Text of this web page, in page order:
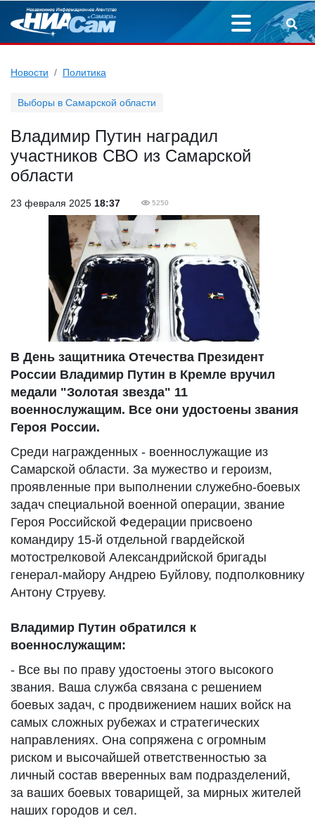
Новости Политика
Выборы в Самарской области
Владимир Путин наградил
участников СВО из Самарской
области
23 февраля 2025 18:37 5250
В День защитника Отечества Президент
России Владимир Путин в Кремле вручил
медали "Золотая звезда" 11
военнослужащим. Все они удостоены звания
Героя России.
Среди награжденных - военнослужащие из
Самарской области. За мужество и героизм,
проявленные при выполнении служебно-боевых
задач специальной военной операции, звание
Героя Российской Федерации присвоено
командиру 15-й отдельной гвардейской
мотострелковой Александрийской бригады
генерал-майору Андрею Буйлову, подполковнику
Антону Струеву.
Владимир Путин обратился к
военнослужащим:
- Все вы по праву удостоены этого высокого
звания. Ваша служба связана с решением
боевых задач, с продвижением наших войск на
самых сложных рубежах и стратегических
направлениях. Она сопряжена с огромным
риском и высочайшей ответственностью за
личный состав вверенных вам подразделений,
за ваших боевых товарищей, за мирных жителей
наших городов и сел.